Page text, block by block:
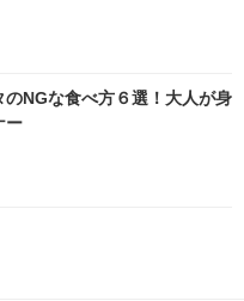
NGな食べ方６選！大人が身
ー